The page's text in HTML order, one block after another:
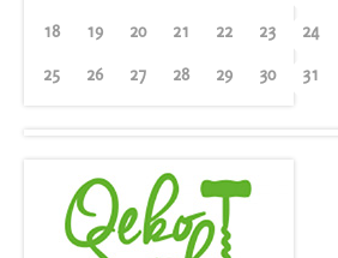
18 19 20 21 22 23 24
25 26 27 28 29 30 31